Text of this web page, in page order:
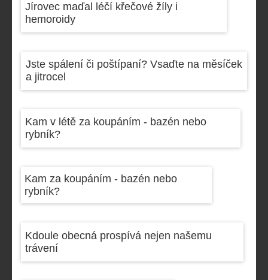
Jírovec maďal léčí křečové žíly i
hemoroidy
Jste spálení či poštípaní? Vsaďte na měsíček
a jitrocel
Kam v létě za koupáním - bazén nebo
rybník?
Kam za koupáním - bazén nebo
rybník?
Kdoule obecná prospívá nejen našemu
trávení